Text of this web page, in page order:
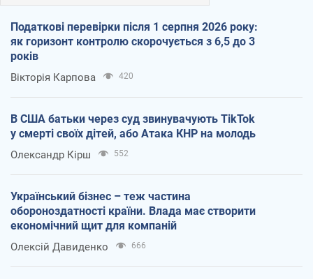
Податкові перевірки після 1 серпня 2026 року:
як горизонт контролю скорочується з 6,5 до 3
років
Вікторія Карпова 420
В США батьки через суд звинувачують TikTok
у смерті своїх дітей, або Атака КНР на молодь
Олександр Кірш 552
Український бізнес – теж частина
обороноздатності країни. Влада має створити
економічний щит для компаній
Олексій Давиденко 666